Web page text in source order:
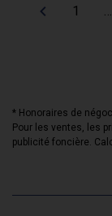
1 …
* Honoraires de
Pour les ventes, les
publicité foncière.